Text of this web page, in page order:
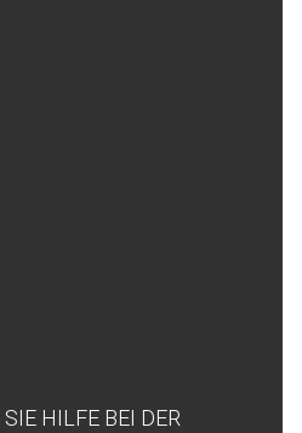
SIE HILFE BEI DER